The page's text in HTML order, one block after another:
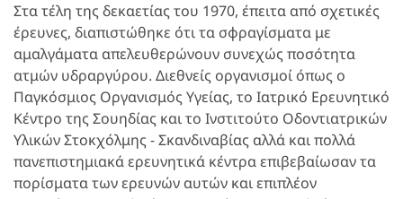
Στα τέλη της δεκαετίας του 1970, έπειτα από σχετικές
έρευνες, διαπιστώθηκε ότι τα σφραγίσματα με
αμαλγάματα απελευθερώνουν συνεχώς ποσότητα
ατμών υδραργύρου. Διεθνείς οργανισμοί όπως ο
Παγκόσμιος Οργανισμός Υγείας, το Ιατρικό Ερευνητικό
Κέντρο της Σουηδίας και το Ινστιτούτο Οδοντιατρικών
Υλικών Στοκχόλμης - Σκανδιναβίας αλλά και πολλά
πανεπιστημιακά ερευνητικά κέντρα επιβεβαίωσαν τα
πορίσματα των ερευνών αυτών και επιπλέον